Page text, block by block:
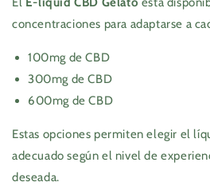
concentraciones para adaptarse a
100mg de CBD
300mg de CBD
600mg de CBD
Estas opciones permiten elegir el
adecuado según el nivel de
deseada.